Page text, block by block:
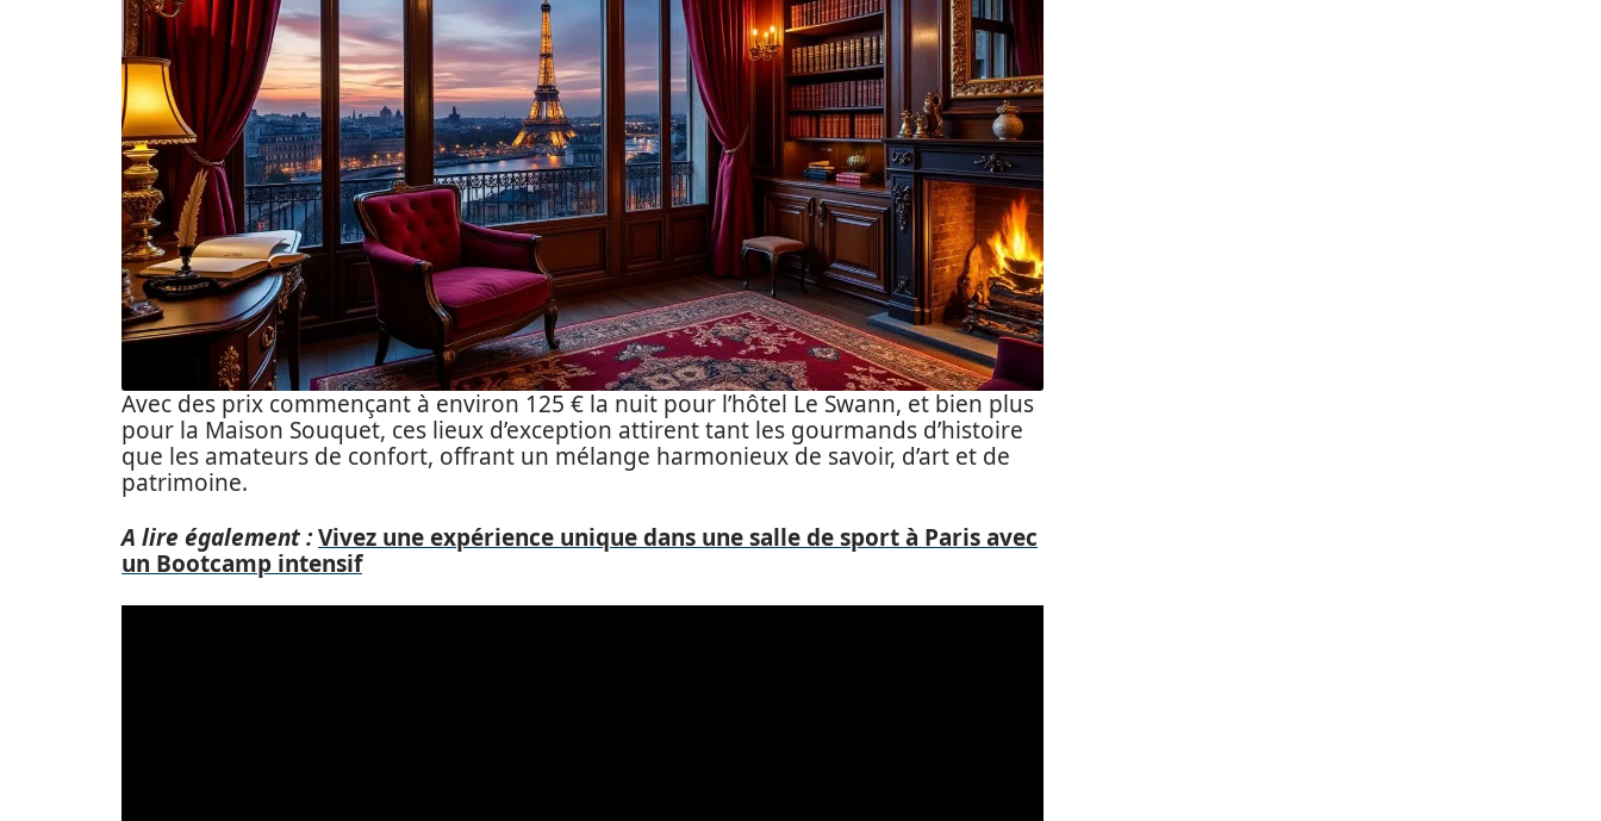
Avec des prix commençant à environ 125 € la nuit pour l’hôtel Le Swann, et bien plus
pour la Maison Souquet, ces lieux d’exception attirent tant les gourmands d’histoire
que les amateurs de confort, offrant un mélange harmonieux de savoir, d’art et de
patrimoine.
A lire également :Vivez une expérience unique dans une salle de sport à Paris avec
un Bootcamp intensif